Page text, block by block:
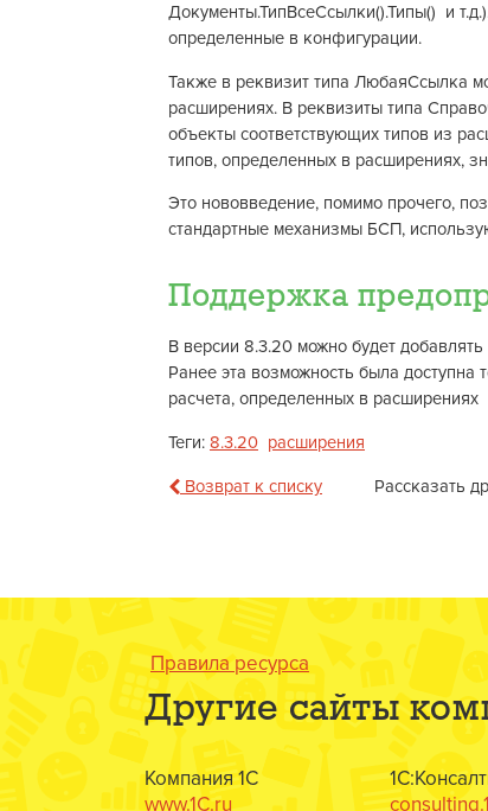
Документы.ТипВсеСсылки().Типы() и
определенные в конфигурации.
Также в реквизит типа ЛюбаяСсылка
расширениях. В реквизиты типа
объекты соответствующих типов из
типов, определенных в расширениях,
Это нововведение, помимо прочего,
стандартные механизмы БСП,
Поддержка
В версии 8.3.20 можно будет
Ранее эта возможность была доступна
расчета, определенных в расширениях
Теги: 8.3.20 расширения
Возврат к списку Рассказать
Правила ресурса
Другие сайты
Компания 1С
www.1C.ru